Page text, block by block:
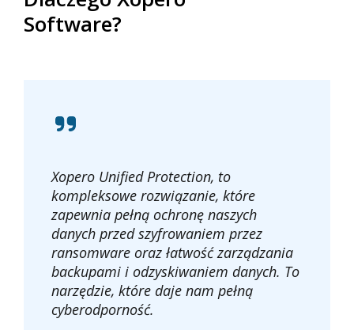
Software?
Xopero Unified Protection, to
kompleksowe rozwiązanie, które
zapewnia pełną ochronę naszych
danych przed szyfrowaniem przez
ransomware oraz łatwość zarządzania
backupami i odzyskiwaniem danych. To
narzędzie, które daje nam pełną
cyberodporność.